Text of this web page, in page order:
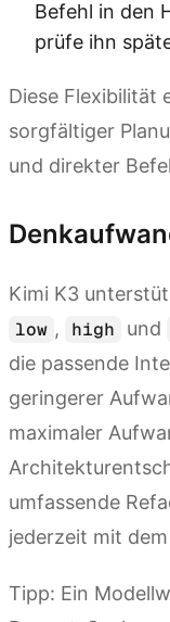
Befehl in den
prüfe ihn
Diese Flexibilität
sorgfältiger
und direkter
Kimi K3
low , high und
die passende
geringerer
maximaler
umfassende
jederzeit mit
Tipp: Ein